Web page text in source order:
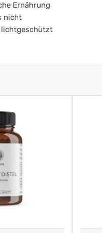
Ernährung
nicht
lichtgeschützt